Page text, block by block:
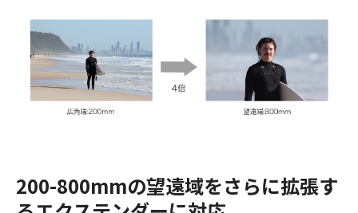
200-800mmの望遠域をさらに拡張す